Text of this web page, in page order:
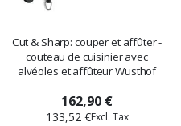
Cut & Sharp: couper et affûter -
couteau de cuisinier avec
alvéoles et affûteur Wusthof
162,90 €
133,52 €